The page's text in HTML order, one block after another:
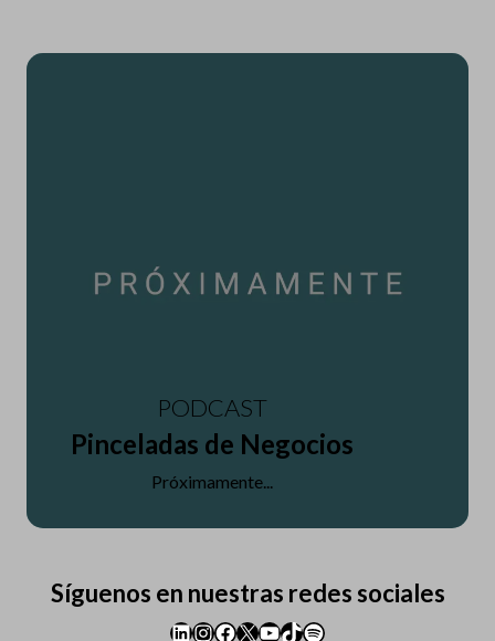
PODCAST
Pinceladas de Negocios
Próximamente...
Síguenos en nuestras redes sociales
LinkedIn
Instagram
Facebook
X YouTube
TikTok
Spotify